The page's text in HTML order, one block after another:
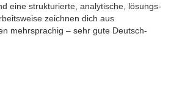
eine strukturierte, analytische, lösungs-
zeichnen dich aus
mehrsprachig – sehr gute Deutsch-